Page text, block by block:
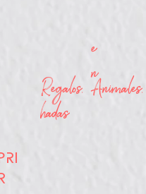
Regalos,
hadas
e
n